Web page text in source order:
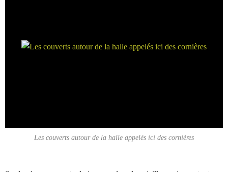
Les couverts autour de la halle appelés ici des cornières